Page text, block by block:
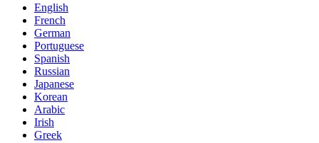
English
French
German
Portuguese
Spanish
Russian
Japanese
Korean
Arabic
Irish
Greek